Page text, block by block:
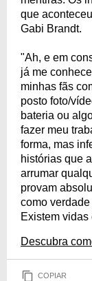
que
Gabi Brandt.
"Ah, e em
já me
minhas fãs
posto foto/
bateria ou
fazer meu
forma, mas
histórias que
arrumar
provam
como
Existem
Descubra
COPIAR